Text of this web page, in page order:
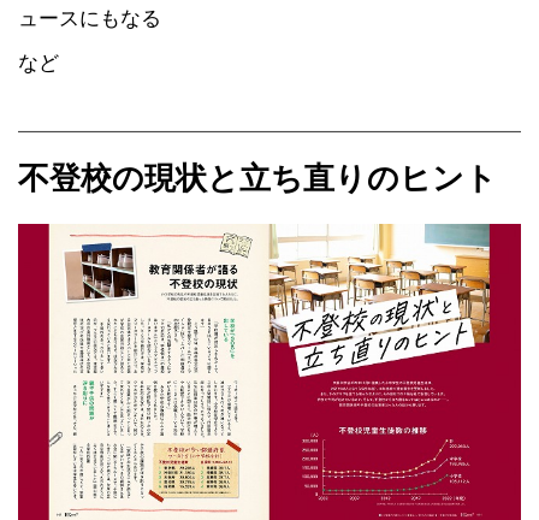
ュースにもなる
など
不登校の現状と立ち直りのヒント